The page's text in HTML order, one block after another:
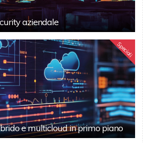
aziendale
Speciali
e multicloud in primo piano